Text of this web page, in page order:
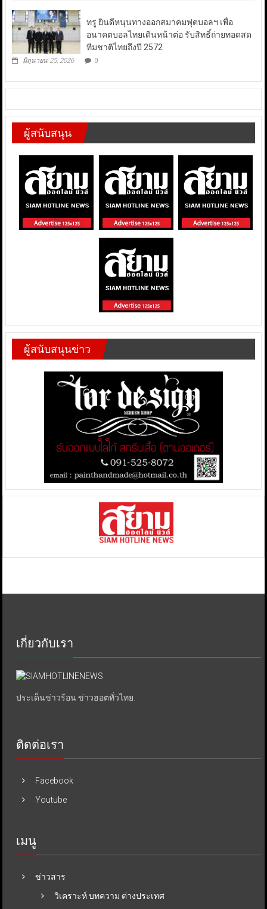
ทรู ยินดีหนุนทางออกสมาคมฟุตบอลฯ เพื่อ
อนาคตบอลไทยเดินหน้าต่อ รับสิทธิ์ถ่ายทอดสด
ทีมชาติไทยถึงปี 2572
มิถุนายน 25, 2026 0
ผู้สนับสนุน
ผู้สนับสนุนข่าว
เกี่ยวกับเรา
ประเด็นข่าวร้อน ข่าวฮอตทั่วไทย.
ติดต่อเรา
Facebook
Youtube
เมนู
ข่าวสาร
วิเคราะห์ บทความ ต่างประเทศ